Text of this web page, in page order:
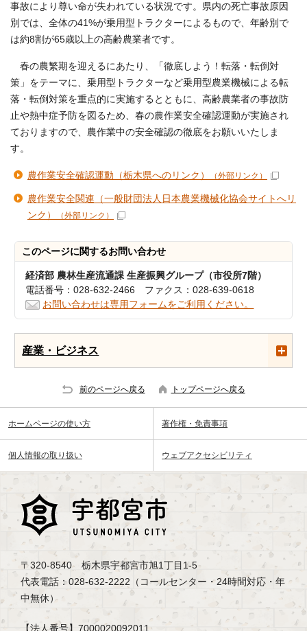
事故により尊い命が失われている状況です。県内の死亡事故原因
別では、全体の41%が乗用型トラクターによるもので、年齢別で
は約8割が65歳以上の高齢農業者です。
春の農繁期を迎えるにあたり、「徹底しよう！転落・転倒対
策」をテーマに、乗用型トラクターなど乗用型農業機械による転
落・転倒対策を重点的に実施するとともに、高齢農業者の事故防
止や熱中症予防を図るため、春の農作業安全確認運動が実施され
ておりますので、農作業中の安全確認の徹底をお願いいたしま
す。
農作業安全確認運動（栃木県へのリンク） （外部リンク）
農作業安全関連（一般財団法人日本農業機械化協会サイトへリ
ンク）
（外部リンク）
このページに関するお問い合わせ
経済部 農林生産流通課 生産振興グループ（市役所7階）
電話番号：028-632-2466 ファクス：028-639-0618
お問い合わせは専用フォームをご利用ください。
産業・ビジネス
前のページへ戻る トップページへ戻る
ホームページの使い方 著作権・免責事項
個人情報の取り扱い ウェブアクセシビリティ
〒320-8540 栃木県宇都宮市旭1丁目1-5
代表電話：028-632-2222（コールセンター・24時間対応・年
中無休）
【法人番号】7000020092011